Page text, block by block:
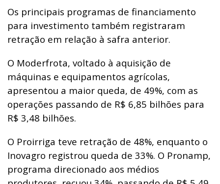
Os principais programas de financiamento
para investimento também registraram
retração em relação à safra anterior.
O Moderfrota, voltado à aquisição de
máquinas e equipamentos agrícolas,
apresentou a maior queda, de 49%, com as
operações passando de R$ 6,85 bilhões para
R$ 3,48 bilhões.
O Proirriga teve retração de 48%, enquanto o
Inovagro registrou queda de 33%. O Pronamp,
programa direcionado aos médios